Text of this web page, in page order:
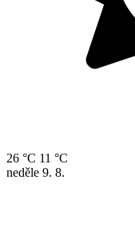
26 °C 11 °C
neděle 9. 8.